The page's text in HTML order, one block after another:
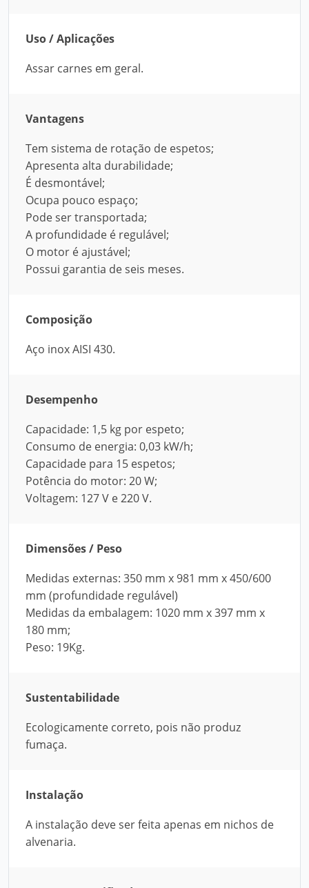
Uso / Aplicações
Assar carnes em geral.
Vantagens
Tem sistema de rotação de espetos;
Apresenta alta durabilidade;
É desmontável;
Ocupa pouco espaço;
Pode ser transportada;
A profundidade é regulável;
O motor é ajustável;
Possui garantia de seis meses.
Composição
Aço inox AISI 430.
Desempenho
Capacidade: 1,5 kg por espeto;
Consumo de energia: 0,03 kW/h;
Capacidade para 15 espetos;
Potência do motor: 20 W;
Voltagem: 127 V e 220 V.
Dimensões / Peso
Medidas externas: 350 mm x 981 mm x 450/600
mm (profundidade regulável)
Medidas da embalagem: 1020 mm x 397 mm x
180 mm;
Peso: 19Kg.
Sustentabilidade
Ecologicamente correto, pois não produz
fumaça.
Instalação
A instalação deve ser feita apenas em nichos de
alvenaria.